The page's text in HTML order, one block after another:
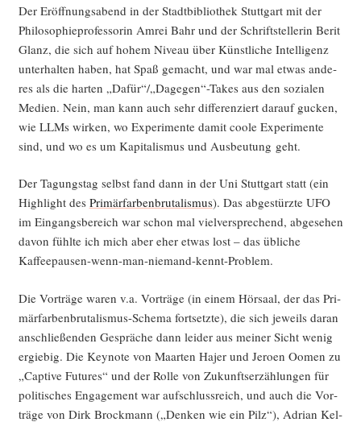
Der Eröff­nungs­abend in der Stadt­bi­blio­thek Stutt­gart mit der
Phi­lo­so­phie­pro­fes­so­rin Amrei Bahr und der Schrift­stel­le­rin Berit
Glanz, die sich auf hohem Niveau über Künst­li­che Intel­li­genz
unter­hal­ten haben, hat Spaß gemacht, und war mal etwas ande­
res als die har­ten „Dafür“/„Dagegen“-Takes aus den sozia­len
Medi­en. Nein, man kann auch sehr dif­fe­ren­ziert dar­auf gucken,
wie LLMs wir­ken, wo Expe­ri­men­te damit coo­le Expe­ri­men­te
sind, und wo es um Kapi­ta­lis­mus und Aus­beu­tung geht.
Der Tagungs­tag selbst fand dann in der Uni Stutt­gart statt (ein
High­light des Pri­mär­far­ben­bru­ta­lis­mus). Das abge­stürz­te UFO
im Ein­gangs­be­reich war schon mal viel­ver­spre­chend, abge­se­hen
davon fühl­te ich mich aber eher etwas lost – das übli­che
Kaffeepausen-wenn-man-niemand-kennt-Problem.
Die Vor­trä­ge waren v.a. Vor­trä­ge (in einem Hör­saal, der das Pri­
mär­far­ben­bru­ta­lis­mus-Sche­ma fort­setz­te), die sich jeweils dar­an
anschlie­ßen­den Gesprä­che dann lei­der aus mei­ner Sicht wenig
ergie­big. Die Key­note von Maar­ten Hajer und Jero­en Oomen zu
„Cap­ti­ve Futures“ und der Rol­le von Zukunfts­er­zäh­lun­gen für
poli­ti­sches Enga­ge­ment war auf­schluss­reich, und auch die Vor­
trä­ge von Dirk Brock­mann („Den­ken wie ein Pilz“), Adri­an Kel­